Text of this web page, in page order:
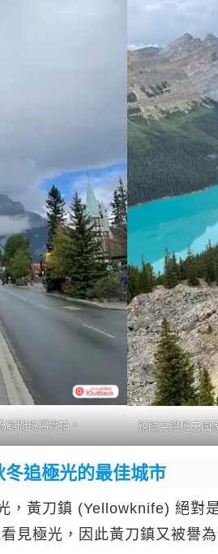
顧問現場實拍。 親眼見證班夫國
追極光的最佳城市
，黃刀鎮 (Yellowknife) 絕對
見極光，因此黃刀鎮又被譽為